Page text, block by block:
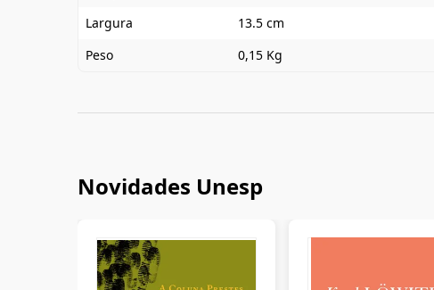
Largura
13.5 cm
Peso
0,15 Kg
Novidades Unesp